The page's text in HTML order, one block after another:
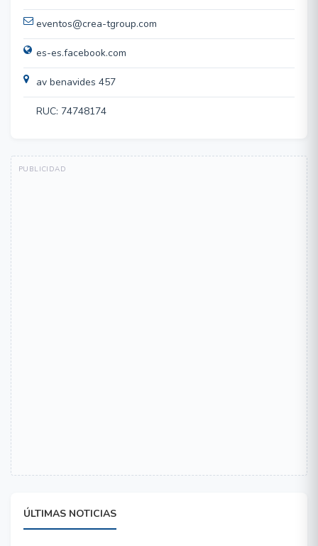
eventos@crea-tgroup.com
es-es.facebook.com
av benavides 457
RUC: 74748174
ÚLTIMAS NOTICIAS